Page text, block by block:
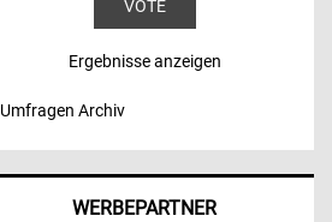
Ergebnisse anzeigen
Umfragen Archiv
WERBEPARTNER